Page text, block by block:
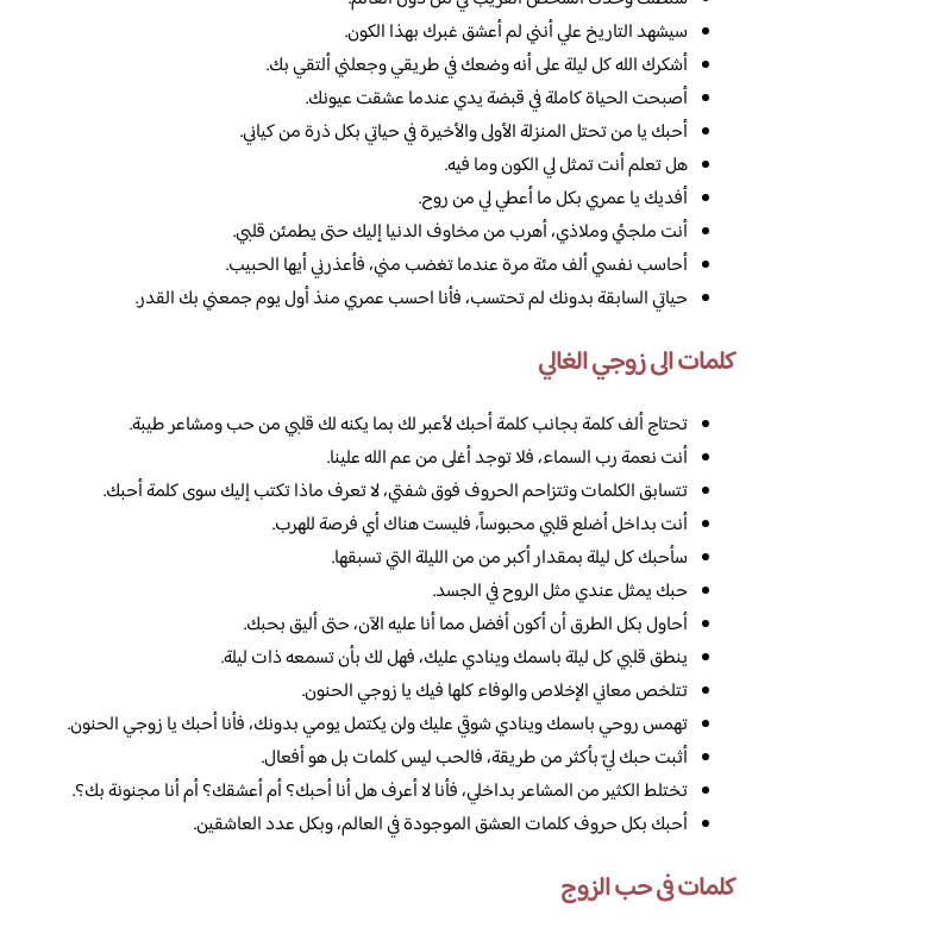
سيشهد التاريخ علي أنني لم أعشق غبرك بهذا الكون.
أشكرك الله كل ليلة على أنه وضعك في طريقي وجعلني ألتقي بك.
أصبحت الحياة كاملة في قبضة يدي عندما عشقت عيونك.
أحبك يا من تحتل المنزلة الأولى والأخيرة في حياتي بكل ذرة من كياني.
هل تعلم أنت تمثل لي الكون وما فيه.
أفديك يا عمري بكل ما أعطي لي من روح.
أنت ملجئي وملاذي، أهرب من مخاوف الدنيا إليك حتى يطمئن قلبي.
أحاسب نفسي ألف مئة مرة عندما تغضب مني، فأعذرني أيها الحبيب.
حياتي السابقة بدونك لم تحتسب، فأنا احسب عمري منذ أول يوم جمعني بك القدر.
كلمات الى زوجي الغالي
تحتاج ألف كلمة بجانب كلمة أحبك لأعبر لك بما يكنه لك قلبي من حب ومشاعر طيبة.
أنت نعمة رب السماء، فلا توجد أغلى من عم الله علينا.
تتسابق الكلمات وتتزاحم الحروف فوق شفتي، لا تعرف ماذا تكتب إليك سوى كلمة أحبك.
أنت بداخل أضلع قلبي محبوساً، فليست هناك أي فرصة للهرب.
سأحبك كل ليلة بمقدار أكبر من من الليلة التي تسبقها.
حبك يمثل عندي مثل الروح في الجسد.
أحاول بكل الطرق أن أكون أفضل مما أنا عليه الآن، حتى أليق بحبك.
ينطق قلبي كل ليلة باسمك وينادي عليك، فهل لك بأن تسمعه ذات ليلة.
تتلخص معاني الإخلاص والوفاء كلها فيك يا زوجي الحنون.
تهمس روحي باسمك وينادي شوقي عليك ولن يكتمل يومي بدونك، فأنا أحبك يا زوجي الحنون.
أثبت حبك ليّ بأكثر من طريقة، فالحب ليس كلمات بل هو أفعال.
تختلط الكثير من المشاعر بداخلي، فأنا لا أعرف هل أنا أحبك؟ أم أعشقك؟ أم أنا مجنونة بك؟.
أحبك بكل حروف كلمات العشق الموجودة في العالم، وبكل عدد العاشقين.
كلمات فى حب الزوج